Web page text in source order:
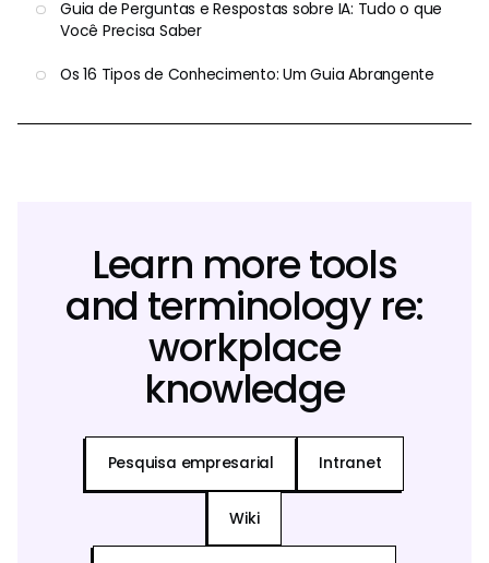
Guia de Perguntas e Respostas sobre IA: Tudo o que
Você Precisa Saber
Os 16 Tipos de Conhecimento: Um Guia Abrangente
Learn more tools
and terminology re:
workplace
knowledge
Pesquisa empresarial Intranet
Wiki